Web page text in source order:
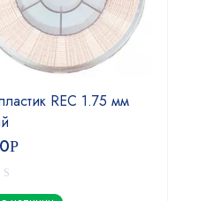
REC 1.75 мм
Р